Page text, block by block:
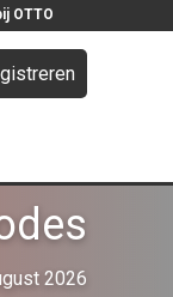
OTTO
2026